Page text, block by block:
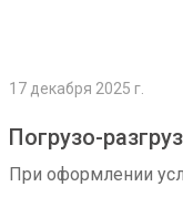
17 декабря 2025 г.
Погрузо-
При оформлении